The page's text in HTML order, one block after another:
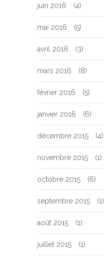
juin 2016 (4)
mai 2016 (5)
avril 2016 (3)
mars 2016 (8)
février 2016 (5)
janvier 2016 (6)
décembre 2015 (4)
novembre 2015 (1)
octobre 2015 (6)
septembre 2015 (1)
août 2015 (1)
juillet 2015 (1)